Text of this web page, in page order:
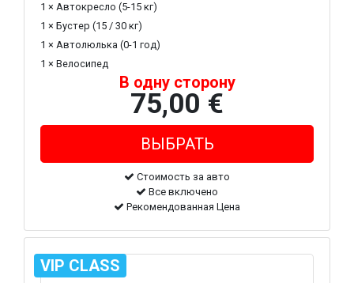
1 × Автокресло (5-15 кг)
1 × Бустер (15 / 30 кг)
1 × Автолюлька (0-1 год)
1 × Велосипед
В одну сторону
75,00 €
Стоимость за авто
Все включено
Рекомендованная Цена
VIP CLASS